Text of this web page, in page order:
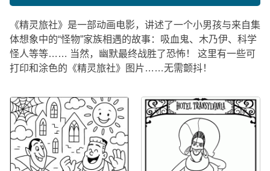
《精灵旅社》是一部动画电影，讲述了一个小男孩与来自集
体想象中的“怪物”家族相遇的故事：吸血鬼、木乃伊、科学
怪人等等…… 当然，幽默最终战胜了恐怖！ 这里有一些可
打印和涂色的《精灵旅社》图片……无需颤抖！